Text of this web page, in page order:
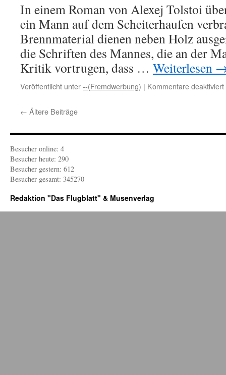
In einem Roman von Alexej Tolstoi
ein Mann auf dem Scheiterhaufen
Brennmaterial dienen neben Holz
die Schriften des Mannes, die an der
Kritik vortrugen, dass … Weiterlesen
Veröffentlicht unter--(Fremdwerbung) | Kommentare deaktiviert
← Ältere Beiträge
Besucher online: 4
Besucher heute: 290
Besucher gestern: 612
Besucher gesamt: 345270
Redaktion "Das Flugblatt" & Musenverlag